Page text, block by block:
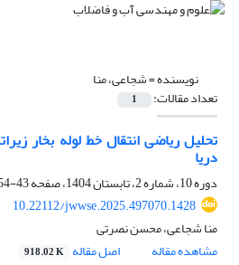
نویسنده =شجاعی، منا
تعداد مقالات: 1
تحلیل ریاضی انتقال خط لوله بخار
دریا
دوره 10، شماره 2، تابستان 1404، صفحه
43-54
10.22112/jwwse.2025.497070.1428
منا شجاعی، محسن نصرتی
مشاهده مقاله
اصل مقاله 918.02 K